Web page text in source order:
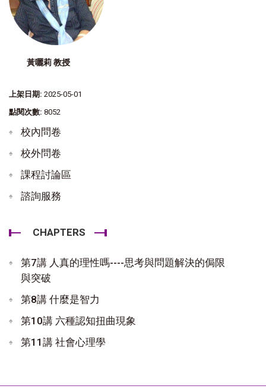
黃囇莉 教授
上架日期: 2025-05-01
點閱次數: 8052
校內問卷
校外問卷
課程討論區
諮詢服務
CHAPTERS
第7講 人真的理性嗎----思考與問題解決的侷限
與突破
第8講 什麼是智力
第10講 六種認知扭曲現象
第11講 社會心理學